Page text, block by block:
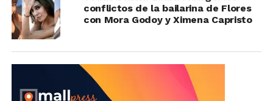
conflictos de la bailarina de Flores
con Mora Godoy y Ximena Capristo